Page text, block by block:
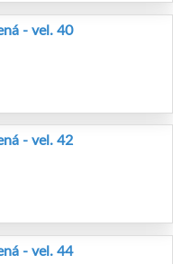
- vel. 40
- vel. 42
- vel. 44